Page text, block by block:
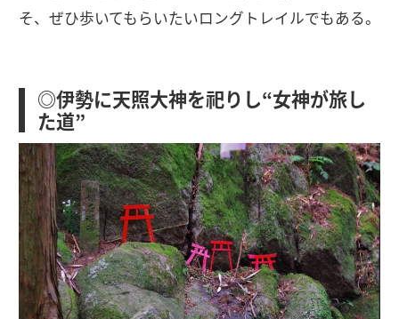
そ、ぜひ歩いてもらいたいロングトレイルでもある。
◎伊勢に天照大神を祀りし“女神が旅し
た道”